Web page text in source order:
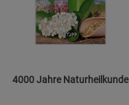
4000 Jahre Naturheilkunde